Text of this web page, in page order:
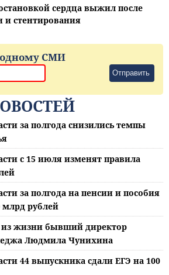
сердца выжил после
стентирования
СМИ
Отправить
за полгода снизились темпы
с 15 июля изменят правила
за полгода на пенсии и пособия
млрд рублей
из жизни бывший директор
Людмила Чунихина
44 выпускника сдали ЕГЭ на 100